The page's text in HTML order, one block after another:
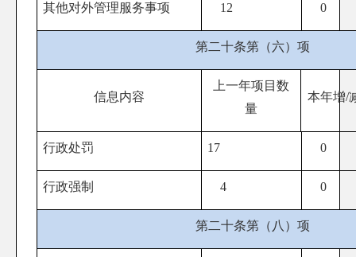
其他对外管理服务事项 12 0
第二十条第（六）项
信息内容
上一年项目数
量
本年增/
行政处罚 17 0
行政强制 4 0
第二十条第（八）项